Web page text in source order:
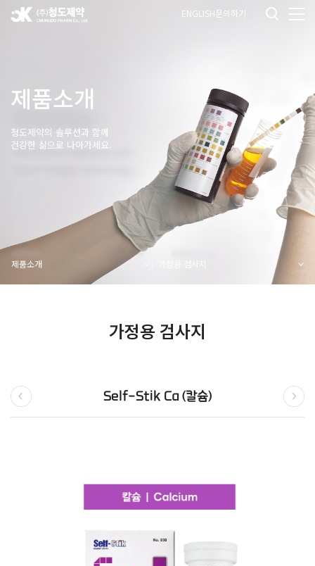
ENGLISH문의하기
제품소개
청도제약의 솔루션과 함께
건강한 삶으로 나아가세요.
제품소개 가정용 검사지
가정용 검사지
Self-Stik Ca (칼슘)